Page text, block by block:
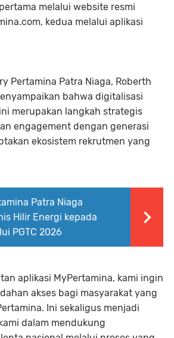
melalui website resmi
kedua melalui aplikasi
Pertamina Patra Niaga, Roberth
bahwa digitalisasi
merupakan langkah strategis
engagement dengan generasi
ekosistem rekrutmen yang
Patra Niaga
Hilir Energi kepada
PGTC 2026
aplikasi MyPertamina, kami ingin
akses bagi masyarakat yang
Ini sekaligus menjadi
dalam mendukung